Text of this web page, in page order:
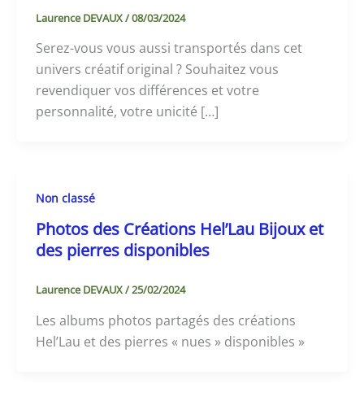
Laurence DEVAUX/08/03/2024
Serez-vous vous aussi transportés dans cet
univers créatif original ? Souhaitez vous
revendiquer vos différences et votre
personnalité, votre unicité […]
Non classé
Photos des Créations Hel’Lau Bijoux et
des pierres disponibles
Laurence DEVAUX/25/02/2024
Les albums photos partagés des créations
Hel’Lau et des pierres « nues » disponibles »